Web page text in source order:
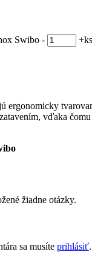
Swibo - +ks
ergonomicky
vďaka
žiadne otázky.
sa musíte prihlásiť.